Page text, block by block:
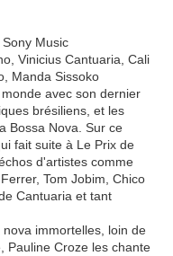
Music
Vinicius Cantuaria, Cali
Manda Sissoko
avec son dernier
brésiliens, et les
Bossa Nova. Sur ce
fait suite à Le Prix de
d'artistes comme
Tom Jobim, Chico
Cantuaria et tant
immortelles, loin de
Pauline Croze les chante